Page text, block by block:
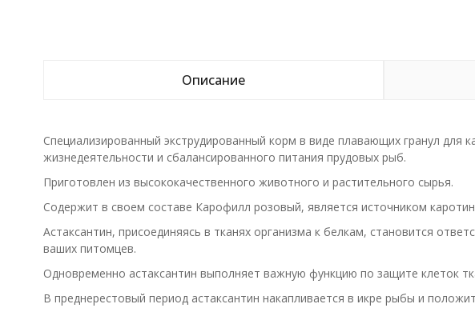
Описание
Специализированный экструдированный корм в виде плавающих гранул
жизнедеятельности и сбалансированного питания прудовых рыб.
Приготовлен из высококачественного животного и растительного сырья.
Содержит в своем составе Карофилл розовый, является источником
Астаксантин, присоединяясь в тканях организма к белкам, становится
ваших питомцев.
Одновременно астаксантин выполняет важную функцию по защите клеток
В преднерестовый период астаксантин накапливается в икре рыбы и